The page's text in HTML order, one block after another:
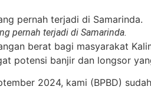
pernah terjadi di Samarinda.
berat bagi masyarakat
potensi banjir dan longsor
2024, kami (BPBD)